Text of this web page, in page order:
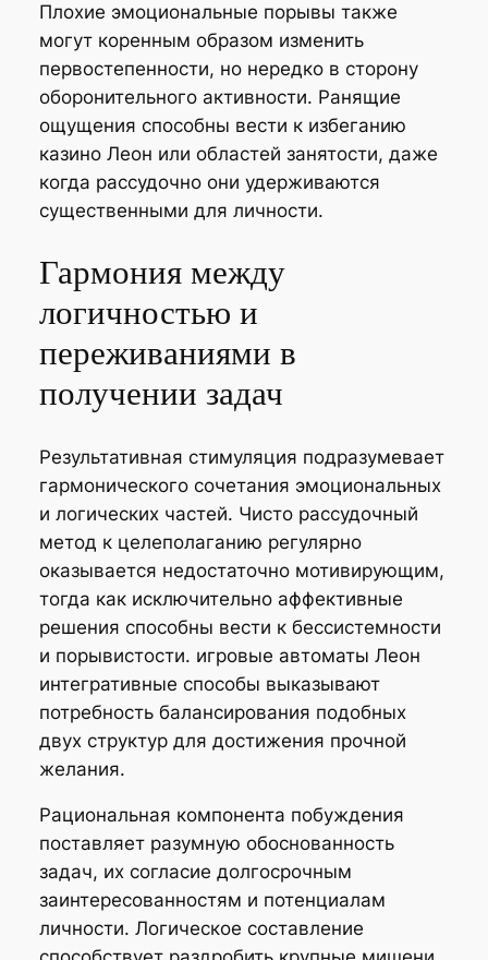
Плохие эмоциональные порывы также
могут коренным образом изменить
первостепенности, но нередко в сторону
оборонительного активности. Ранящие
ощущения способны вести к избеганию
казино Леон или областей занятости, даже
когда рассудочно они удерживаются
существенными для личности.
Гармония между
логичностью и
переживаниями в
получении задач
Результативная стимуляция подразумевает
гармонического сочетания эмоциональных
и логических частей. Чисто рассудочный
метод к целеполаганию регулярно
оказывается недостаточно мотивирующим,
тогда как исключительно аффективные
решения способны вести к бессистемности
и порывистости. игровые автоматы Леон
интегративные способы выказывают
потребность балансирования подобных
двух структур для достижения прочной
желания.
Рациональная компонента побуждения
поставляет разумную обоснованность
задач, их согласие долгосрочным
заинтересованностям и потенциалам
личности. Логическое составление